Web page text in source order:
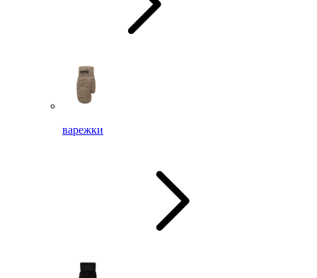
варежки